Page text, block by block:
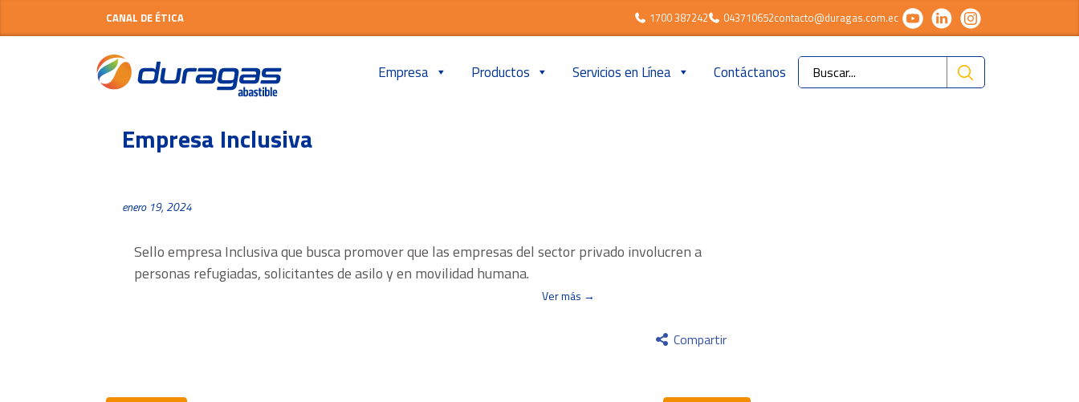
CANAL DE ÉTICA 1700 387242 043710652contacto@duragas.com.ec
Empresa Productos Servicios en Línea Contáctanos Ok
Empresa Inclusiva
enero 19, 2024
Sello empresa Inclusiva que busca promover que las empresas del sector privado involucren a
personas refugiadas, solicitantes de asilo y en movilidad humana.
Ver más →
Compartir